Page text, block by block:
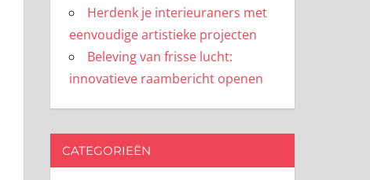
Herdenk je interieuraners met
eenvoudige artistieke projecten
Beleving van frisse lucht:
innovatieve raambericht openen
CATEGORIEËN